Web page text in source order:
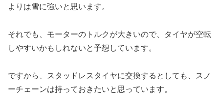
よりは雪に強いと思います。
それでも、モーターのトルクが大きいので、タイヤが空転
しやすいかもしれないと予想しています。
ですから、スタッドレスタイヤに交換するとしても、スノ
ーチェーンは持っておきたいと思っています。